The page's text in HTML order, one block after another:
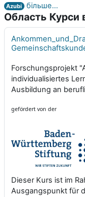
Azubi
більше...
Область Курси
Forschungsprojekt
individualisiertes
Ausbildung an
gefördert von der
Dieser Kurs ist im
Ausgangspunkt für